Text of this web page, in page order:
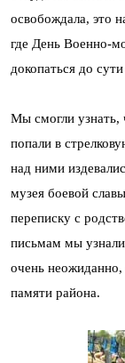
освобождала, это
где День Военно-
докопаться до
Мы смогли узнать,
попали в
над ними
музея боевой
переписку с
письмам мы
очень неожиданно,
памяти района.